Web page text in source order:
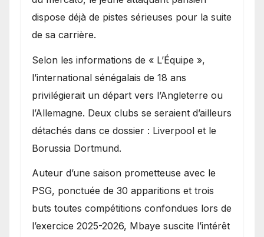
dispose déjà de pistes sérieuses pour la suite
de sa carrière.
Selon les informations de « L’Équipe »,
l’international sénégalais de 18 ans
privilégierait un départ vers l’Angleterre ou
l’Allemagne. Deux clubs se seraient d’ailleurs
détachés dans ce dossier : Liverpool et le
Borussia Dortmund.
Auteur d’une saison prometteuse avec le
PSG, ponctuée de 30 apparitions et trois
buts toutes compétitions confondues lors de
l’exercice 2025-2026, Mbaye suscite l’intérêt